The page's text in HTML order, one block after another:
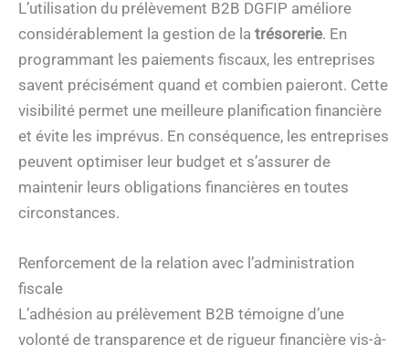
L’utilisation du prélèvement B2B DGFIP améliore
considérablement la gestion de la trésorerie. En
programmant les paiements fiscaux, les entreprises
savent précisément quand et combien paieront. Cette
visibilité permet une meilleure planification financière
et évite les imprévus. En conséquence, les entreprises
peuvent optimiser leur budget et s’assurer de
maintenir leurs obligations financières en toutes
circonstances.
Renforcement de la relation avec l’administration
fiscale
L’adhésion au prélèvement B2B témoigne d’une
volonté de transparence et de rigueur financière vis-à-